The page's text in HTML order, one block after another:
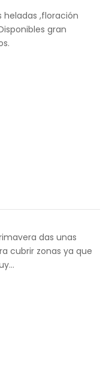
heladas ,floración
gran
das unas
cubrir zonas ya que